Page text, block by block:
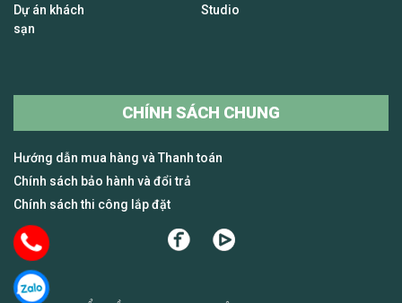
Dự án khách
sạn
Studio
CHÍNH SÁCH CHUNG
Hướng dẫn mua hàng và Thanh toán
Chính sách bảo hành và đổi trả
Chính sách thi công lắp đặt